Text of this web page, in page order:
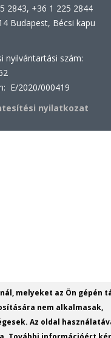
sends
e-
2843, +36 1 225 2844
Budapest, Bécsi kapu
nyilvántartási szám:
E/2020/000419
nyilatkozat
melyeket az Ön gépén
nem alkalmasak,
Az oldal